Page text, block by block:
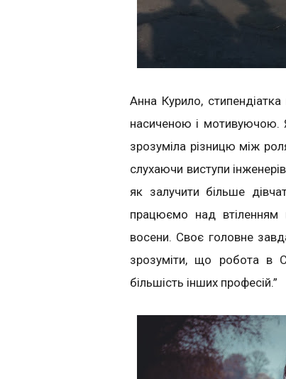
Анна Курило,
насиченою і мотивуючою.
зрозуміла різницю між
слухаючи виступи
як залучити більше
працюємо над втіленням
восени. Своє головне
зрозуміти, що робота в
більшість інших професій.”